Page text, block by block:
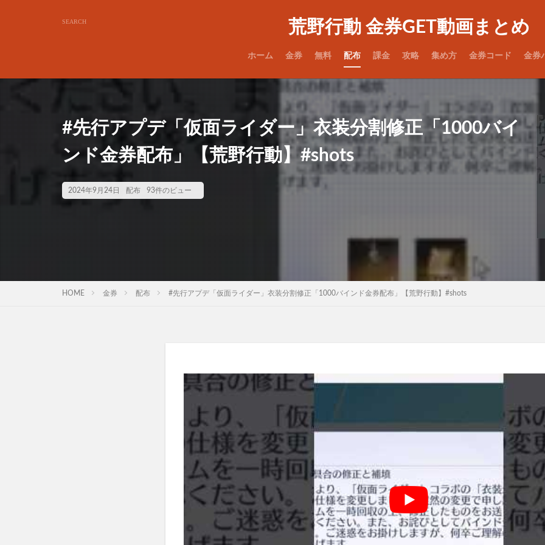
荒野行動 金券GET動画まとめ
ホーム 金券 無料 配布 課金 攻略 集め方 金券コード 金券
#先行アプデ「仮面ライダー」衣装分割修正「1000バイ
ンド金券配布」【荒野行動】#shots
2024年9月24日 配布 93件のビュー
HOME 金券 配布 #先行アプデ「仮面ライダー」衣装分割修正「1000バインド金券配布」【荒野行動】#shots